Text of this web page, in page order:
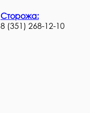
Сторожа:
8 (351) 268-12-10